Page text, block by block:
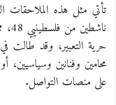
تأتي مثل هذه الملاحقات
حرية التعبير، وقد طالت
محامين وفنانين
على منصات التواصل.